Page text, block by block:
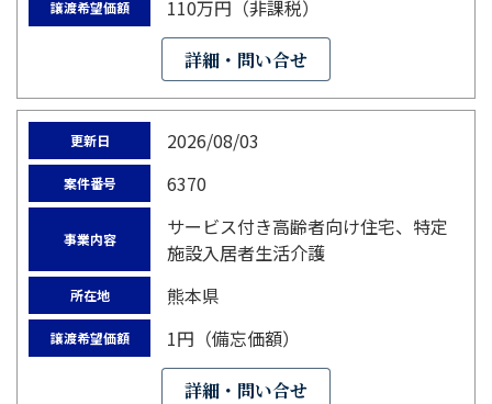
譲渡希望価額 110万円（非課税）
詳細・問い合せ
更新日 2026/08/03
案件番号 6370
事業内容
サービス付き高齢者向け住宅、特定
施設入居者生活介護
所在地 熊本県
譲渡希望価額 1円（備忘価額）
詳細・問い合せ